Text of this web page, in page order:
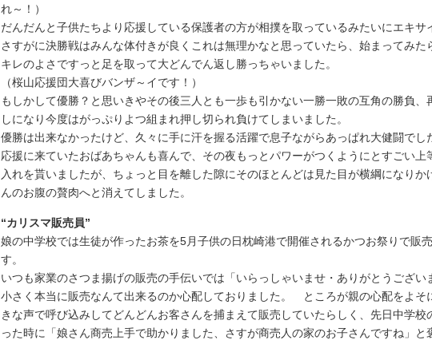
れ～！）
だんだんと子供たちより応援している保護者の方が相撲を取っているみたいにエキ
さすがに決勝戦はみんな体付きが良くこれは無理かなと思っていたら、始まってみた
キレのよさですっと足を取って大どんでん返し勝っちゃいました。
（桜山応援団大喜びバンザ～イです！）
もしかして優勝？と思いきやその後三人とも一歩も引かない一勝一敗の互角の勝負、
しになり今度はがっぷりよつ組まれ押し切られ負けてしまいました。
優勝は出来なかったけど、久々に手に汗を握る活躍で息子ながらあっぱれ大健闘で
応援に来ていたおばあちゃんも喜んで、その夜もっとパワーがつくようにとすごい上
入れを貰いましたが、ちょっと目を離した隙にそのほとんどは見た目が横綱になりか
んのお腹の贅肉へと消えてしました。
“カリスマ販売員”
娘の中学校では生徒が作ったお茶を5月子供の日枕崎港で開催されるかつお祭りで販
す。
いつも家業のさつま揚げの販売の手伝いでは「いらっしゃいませ・ありがとうござい
小さく本当に販売なんて出来るのか心配しておりました。 ところが親の心配をよそ
きな声で呼び込みしてどんどんお客さんを捕まえて販売していたらしく、先日中学校
った時に「娘さん商売上手で助かりました、さすが商売人の家のお子さんですね」と